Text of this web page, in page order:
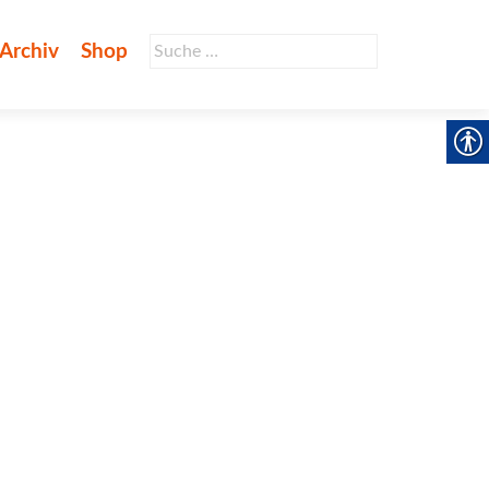
Suche
Archiv Shop